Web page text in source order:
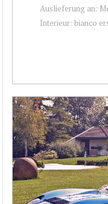
Auslieferung an:
Interieur: bianco